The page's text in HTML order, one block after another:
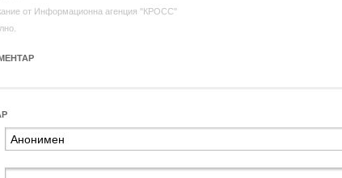
от Информационна агенция "КРОСС"